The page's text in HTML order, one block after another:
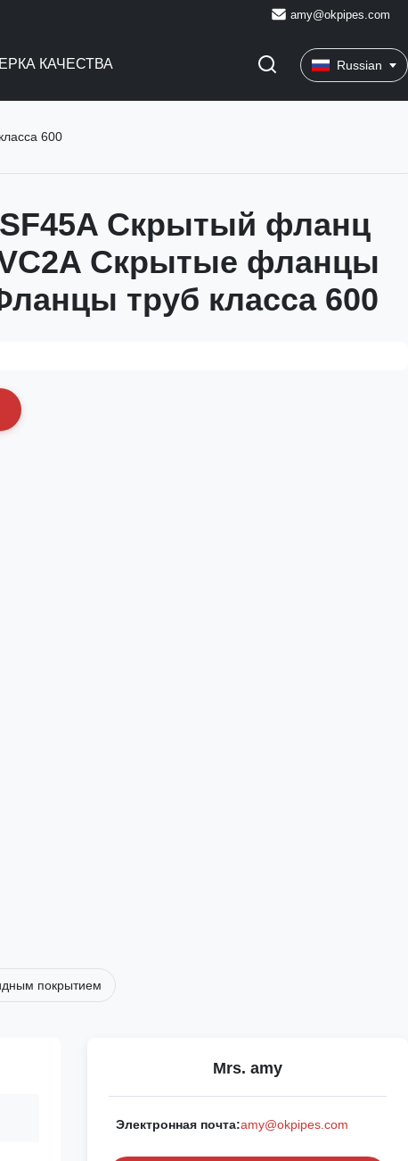
amy@okpipes.com
КАЧЕСТВА Russian
600
SF45A Скрытый фланц
Скрытые фланцы
труб класса 600
покрытием
Mrs. amy
Электронная почта:amy@okpipes.com